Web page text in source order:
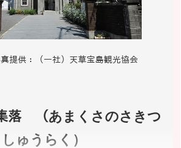
ください。
の事情により、臨時に休館する場合
動車道 松橋ICより国道266号経由 2時
22-2243(天草宝島観光協会)
(大江教会ページ) 公式サイト
提供：（一社）天草宝島観光協会
落 （あまくさのさきつ
しゅうらく）